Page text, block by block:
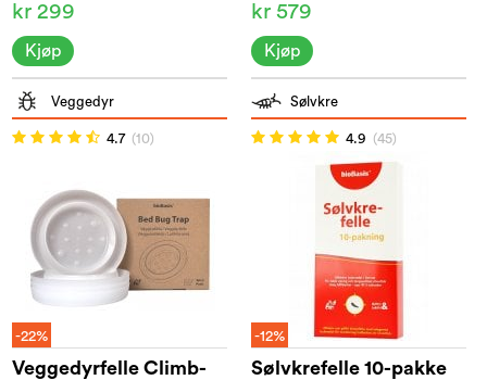
kr 299
Kjøp
kr 579
Kjøp
Veggedyr
4.7 (10)
-22%
Veggedyrfelle Climb-
Sølvkre
4.9 (45)
-12%
Sølvkrefelle 10-pakke